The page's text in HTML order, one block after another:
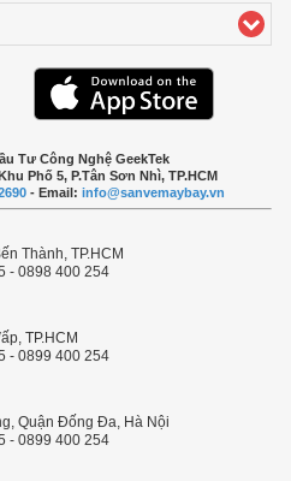
Tư Công Nghệ GeekTek
Phố 5, P.Tân Sơn Nhì, TP.HCM
- Email: info@sanvemaybay.vn
Thành, TP.HCM
- 0898 400 254
TP.HCM
- 0899 400 254
Quận Đống Đa, Hà Nội
- 0899 400 254